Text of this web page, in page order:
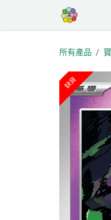
所有產品
缺貨